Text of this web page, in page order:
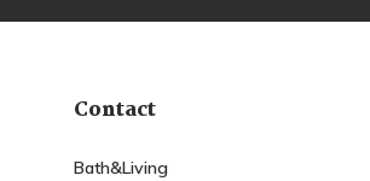
Contact
Bath&Living